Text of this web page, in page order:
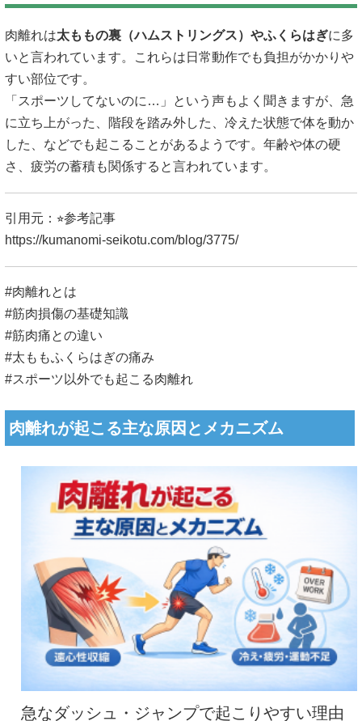
肉離れは太ももの裏（ハムストリングス）やふくらはぎに多
いと言われています。これらは日常動作でも負担がかかりや
すい部位です。
「スポーツしてないのに…」という声もよく聞きますが、急
に立ち上がった、階段を踏み外した、冷えた状態で体を動か
した、などでも起こることがあるようです。年齢や体の硬
さ、疲労の蓄積も関係すると言われています。
引用元：⭐︎参考記事
https://kumanomi-seikotu.com/blog/3775/
#肉離れとは
#筋肉損傷の基礎知識
#筋肉痛との違い
#太ももふくらはぎの痛み
#スポーツ以外でも起こる肉離れ
肉離れが起こる主な原因とメカニズム
急なダッシュ・ジャンプで起こりやすい理由